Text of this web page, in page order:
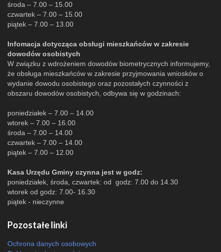
środa – 7.00 – 15.00
czwartek – 7.00 – 15.00
piątek – 7.00 – 13.00
Infomacja dotycząca obsługi mieszkańców w zakresie
dowodów osobistych
W związku z wdrożeniem dowodów biometrycznych informujemy,
że obsługa mieszkańców w zakresie przyjmowania wniosków o
wydanie dowodu osobistego oraz pozostałych czynności z
obszaru dowodów osobistych, odbywa się w godzinach:
poniedziałek – 7.00 – 14.00
wtorek – 7.00 – 16.00
środa – 7.00 – 14.00
czwartek – 7.00 – 14.00
piątek – 7.00 – 12.00
Kasa Urzędu Gminy czynna jest w godz:
poniedziałek, środa, czwartek: od godz: 7.00 do 14.30
wtorek od godz: 7.00- 16.30
piątek - nieczynne
Pozostałe linki
Ochrona danych osobowych